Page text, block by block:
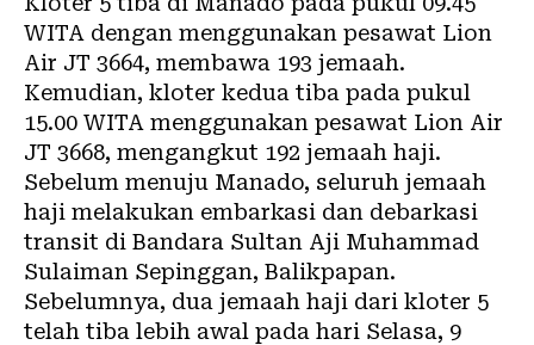
WITA dengan menggunakan pesawat Lion
Air JT 3664, membawa 193 jemaah.
Kemudian, kloter kedua tiba pada pukul
15.00 WITA menggunakan pesawat Lion Air
JT 3668, mengangkut 192 jemaah haji.
Sebelum menuju Manado, seluruh jemaah
haji melakukan embarkasi dan debarkasi
transit di Bandara Sultan Aji Muhammad
Sulaiman Sepinggan, Balikpapan.
Sebelumnya, dua jemaah haji dari kloter 5
telah tiba lebih awal pada hari Selasa, 9